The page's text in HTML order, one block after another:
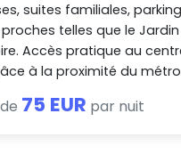
suites familiales,
telles que le
Accès pratique au
à la proximité du
75 EUR par nuit